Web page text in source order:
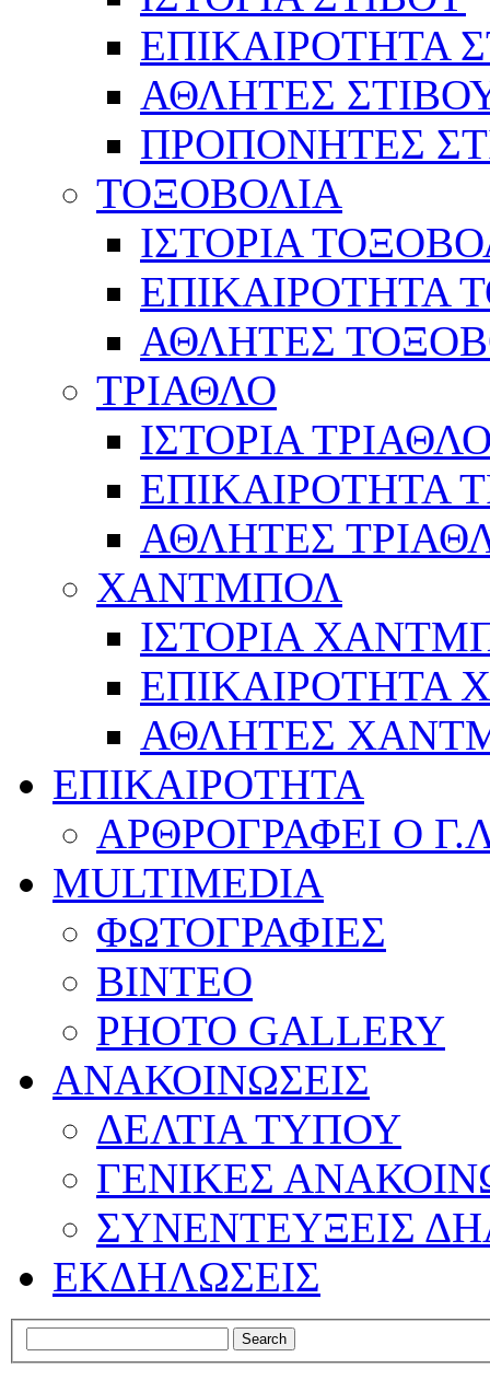
ΕΠΙΚΑΙΡΟΤΗΤΑ
ΑΘΛΗΤΕΣ
ΠΡΟΠΟΝΗΤΕΣ
ΤΟΞΟΒΟΛΙΑ
ΙΣΤΟΡΙΑ
ΕΠΙΚΑΙΡΟΤΗΤΑ
ΑΘΛΗΤΕΣ
ΤΡΙΑΘΛΟ
ΙΣΤΟΡΙΑ
ΕΠΙΚΑΙΡΟΤΗΤΑ
ΑΘΛΗΤΕΣ
ΧΑΝΤΜΠΟΛ
ΙΣΤΟΡΙΑ
ΕΠΙΚΑΙΡΟΤΗΤΑ
ΑΘΛΗΤΕΣ
ΕΠΙΚΑΙΡΟΤΗΤΑ
ΑΡΘΡΟΓΡΑΦΕΙ Ο
MULTIMEDIA
ΦΩΤΟΓΡΑΦΙΕΣ
ΒΙΝΤΕΟ
PHOTO GALLERY
ΑΝΑΚΟΙΝΩΣΕΙΣ
ΔΕΛΤΙΑ ΤΥΠΟΥ
ΓΕΝΙΚΕΣ
ΣΥΝΕΝΤΕΥΞΕΙΣ
ΕΚΔΗΛΩΣΕΙΣ